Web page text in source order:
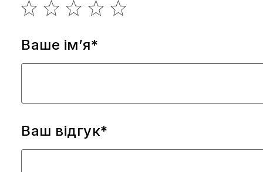
Ваше ім’я*
Ваш відгук*